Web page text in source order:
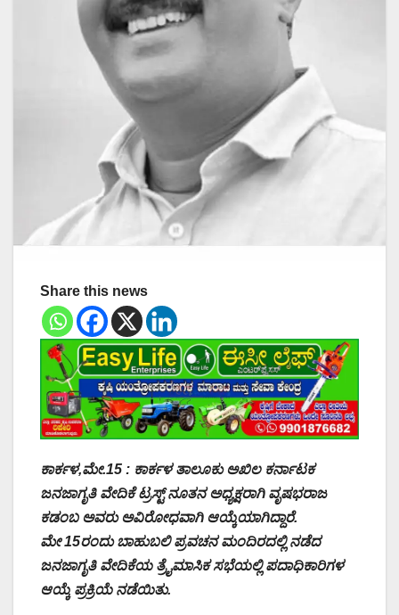
Share this news
ಕಾರ್ಕಳ,ಮೇ.15 : ಕಾರ್ಕಳ ತಾಲೂಕು ಅಖಿಲ ಕರ್ನಾಟಕ
ಜನಜಾಗೃತಿ ವೇದಿಕೆ ಟ್ರಸ್ಟ್‌ ನೂತನ ಅಧ್ಯಕ್ಷರಾಗಿ ವೃಷಭರಾಜ
ಕಡಂಬ ಅವರು ಅವಿರೋಧವಾಗಿ ಆಯ್ಕೆಯಾಗಿದ್ದಾರೆ.
ಮೇ 15ರಂದು ಬಾಹುಬಲಿ ಪ್ರವಚನ ಮಂದಿರದಲ್ಲಿ ನಡೆದ
ಜನಜಾಗೃತಿ ವೇದಿಕೆಯ ತ್ರೈಮಾಸಿಕ ಸಭೆಯಲ್ಲಿ ಪದಾಧಿಕಾರಿಗಳ
ಆಯ್ಕೆ ಪ್ರಕ್ರಿಯೆ ನಡೆಯಿತು.